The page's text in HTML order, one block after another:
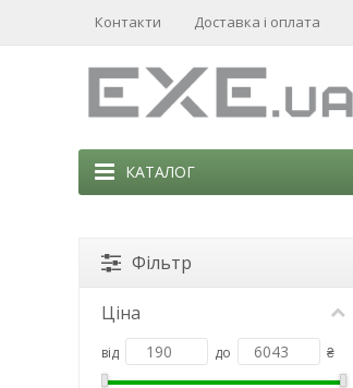
Контакти Доставка і оплата
КАТАЛОГ
Фільтр
Ціна
від до ₴